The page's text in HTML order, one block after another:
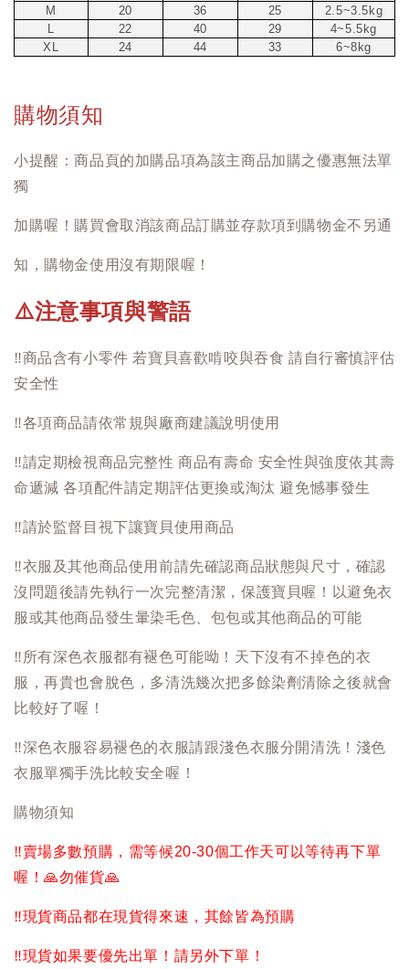
M
20 36 25
2.5~3.5kg
L
22 40 29
4~5.5kg
XL
24 44 33 6~8kg
購物須知
小提醒：商品頁的加購品項為該主商品加購之優惠無法單
獨
加購喔！購買會取消該商品訂購並存款項到購物金不另通
知，購物金使用沒有期限喔！
⚠️注意事項與警語
‼️商品含有小零件 若寶貝喜歡啃咬與吞食 請自行審慎評估
安全性
‼️各項商品請依常規與廠商建議說明使用
‼️請定期檢視商品完整性 商品有壽命 安全性與強度依其壽
命遞減 各項配件請定期評估更換或淘汰 避免憾事發生
‼️請於監督目視下讓寶貝使用商品
‼️衣服及其他商品使用前請先確認商品狀態與尺寸，確認
沒問題後請先執行一次完整清潔，保護寶貝喔！以避免衣
服或其他商品發生暈染毛色、包包或其他商品的可能
‼️所有深色衣服都有褪色可能呦！天下沒有不掉色的衣
服，再貴也會脫色，多清洗幾次把多餘染劑清除之後就會
比較好了喔！
‼️深色衣服容易褪色的衣服請跟淺色衣服分開清洗！淺色
衣服單獨手洗比較安全喔！
購物須知
‼️賣場多數預購，需等候20-30個工作天可以等待再下單
喔！🙏勿催貨🙏
‼️現貨商品都在現貨得來速，其餘皆為預購
‼️現貨如果要優先出單！請另外下單！